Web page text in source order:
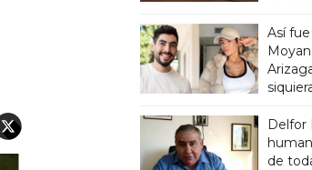
Así
Delfor
de